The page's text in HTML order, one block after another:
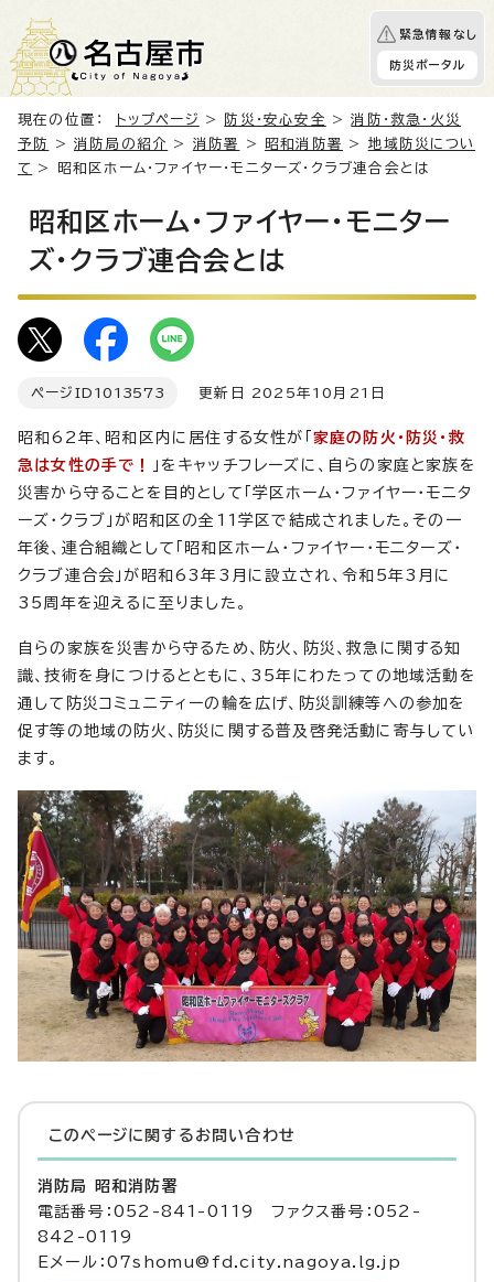
緊急情報なし
防災ポータル
現在の位置： トップページ > 防災・安心安全 >消防・救急・火災
予防
>消防局の紹介 > 消防署 > 昭和消防署 > 地域防災につい
て
> 昭和区ホーム・ファイヤー・モニターズ・クラブ連合会とは
昭和区ホーム・ファイヤー・モニター
ズ・クラブ連合会とは
ページID 1013573 更新日 2025年10月21日
昭和62年、昭和区内に居住する女性が「 家庭の防火・防災・救
急は女性の手で！
」をキャッチフレーズに、自らの家庭と家族を
災害から守ることを目的として「学区ホーム・ファイヤー・モニタ
ーズ・クラブ」が昭和区の全11学区で結成されました。その一
年後、連合組織として「昭和区ホーム・ファイヤー・モニターズ・
クラブ連合会」が昭和63年3月に設立され、令和5年3月に
35周年を迎えるに至りました。
自らの家族を災害から守るため、防火、防災、救急に関する知
識、技術を身につけるとともに、35年にわたっての地域活動を
通して防災コミュニティーの輪を広げ、防災訓練等への参加を
促す等の地域の防火、防災に関する普及啓発活動に寄与してい
ます。
このページに関する お問い合わせ
消防局 昭和消防署
電話番号：052-841-0119 ファクス番号：052-
842-0119
Eメール：07shomu@fd.city.nagoya.lg.jp